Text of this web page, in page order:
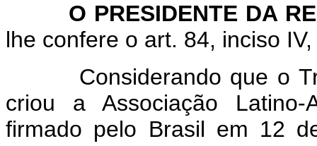
O PRESIDENTE DA
lhe confere o art. 84, inciso
Considerando que o
criou a Associação Latino-
firmado pelo Brasil em 12